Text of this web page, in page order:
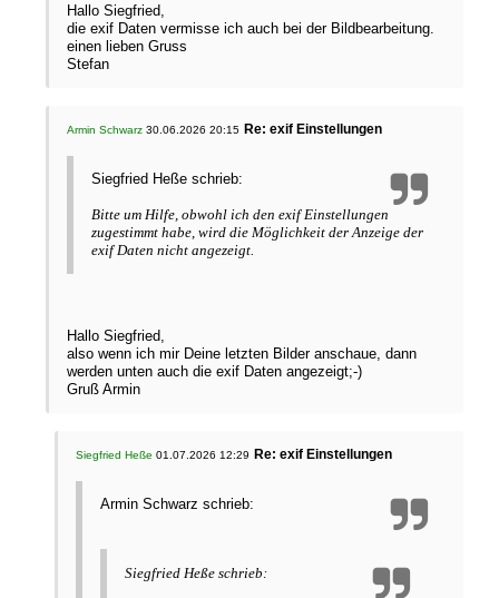
Hallo Siegfried,
die exif Daten vermisse ich auch bei der Bildbearbeitung.
einen lieben Gruss
Stefan
Armin Schwarz30.06.2026 20:15 Re: exif Einstellungen
Siegfried Heße schrieb:
Bitte um Hilfe, obwohl ich den exif Einstellungen
zugestimmt habe, wird die Möglichkeit der Anzeige der
exif Daten nicht angezeigt.
Hallo Siegfried,
also wenn ich mir Deine letzten Bilder anschaue, dann
werden unten auch die exif Daten angezeigt;-)
Gruß Armin
Siegfried Heße 01.07.2026 12:29 Re: exif Einstellungen
Armin Schwarz schrieb:
Siegfried Heße schrieb: